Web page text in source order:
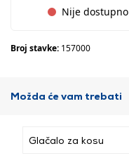
Nije dostupno
Broj stavke: 157000
Možda će vam trebati
Glačalo za kosu